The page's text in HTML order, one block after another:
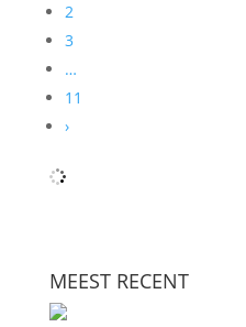
2
3
…
11
›
MEEST RECENT